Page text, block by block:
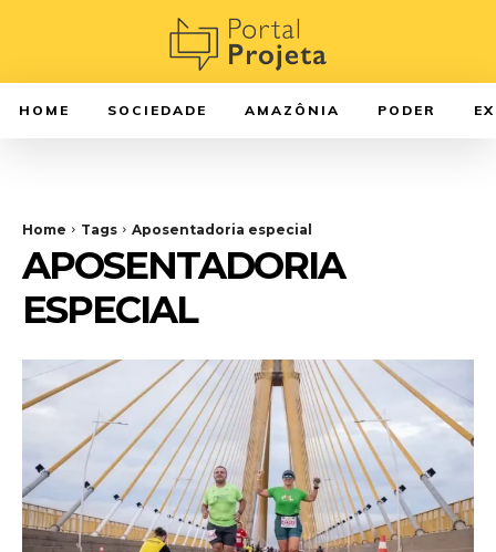
HOME SOCIEDADE AMAZÔNIA PODER
Home Tags Aposentadoria especial
APOSENTADORIA
ESPECIAL